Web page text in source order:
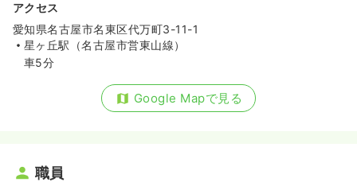
アクセス
愛知県名古屋市名東区代万町3-11-1
星ヶ丘駅（名古屋市営東山線）
車5分
Google Mapで見る
職員